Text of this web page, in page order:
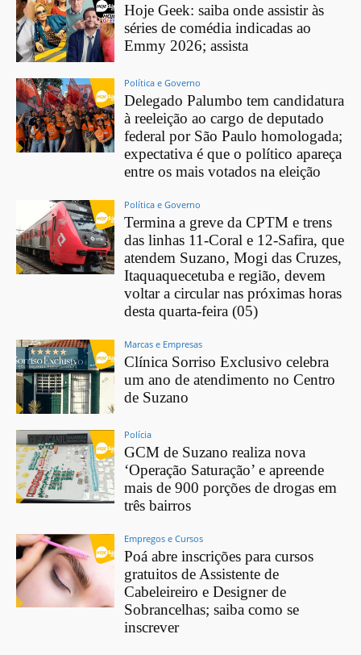
Hoje Geek: saiba onde assistir às
séries de comédia indicadas ao
Emmy 2026; assista
Política e Governo
Delegado Palumbo tem candidatura
à reeleição ao cargo de deputado
federal por São Paulo homologada;
expectativa é que o político apareça
entre os mais votados na eleição
Política e Governo
Termina a greve da CPTM e trens
das linhas 11-Coral e 12-Safira, que
atendem Suzano, Mogi das Cruzes,
Itaquaquecetuba e região, devem
voltar a circular nas próximas horas
desta quarta-feira (05)
Marcas e Empresas
Clínica Sorriso Exclusivo celebra
um ano de atendimento no Centro
de Suzano
Polícia
GCM de Suzano realiza nova
‘Operação Saturação’ e apreende
mais de 900 porções de drogas em
três bairros
Empregos e Cursos
Poá abre inscrições para cursos
gratuitos de Assistente de
Cabeleireiro e Designer de
Sobrancelhas; saiba como se
inscrever